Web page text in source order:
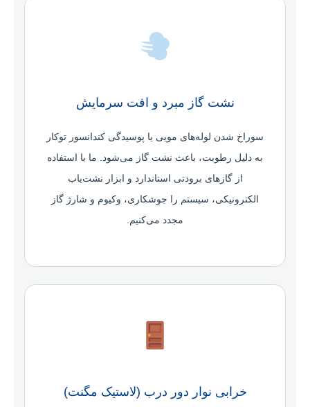
نشت گاز مبرد و افت سرمایش
سوراخ شدن لوله‌های مویی یا پوسیدگی کندانسور توکار
به دلیل رطوبت، باعث نشت گاز می‌شود. ما با استفاده
از گازهای برودتی استاندارد و ابزار نشت‌یاب
الکترونیکی، سیستم را جوشکاری، وکیوم و شارژ گاز
مجدد می‌کنیم.
خرابی نوار دور درب (لاستیک مگنت)